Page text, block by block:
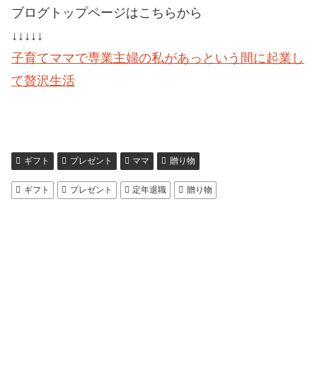
ブログトップページはこちらから
↓↓↓↓↓
子育てママで専業主婦の私があっという間に起業し
て贅沢生活
ギフト プレゼント ママ 贈り物
ギフト プレゼント 定年退職 贈り物